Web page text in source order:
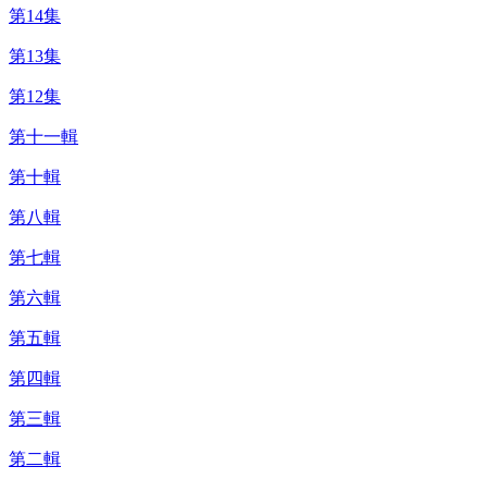
第14集
第13集
第12集
第十一輯
第十輯
第八輯
第七輯
第六輯
第五輯
第四輯
第三輯
第二輯